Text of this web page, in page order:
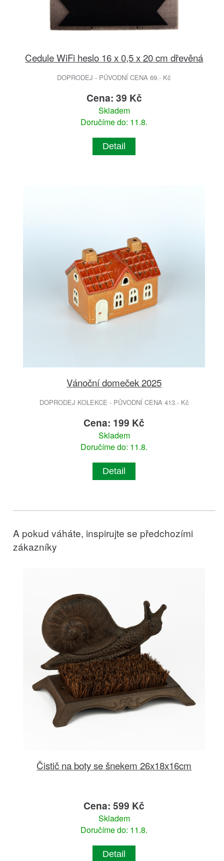
Cedule WiFi heslo 16 x 0,5 x 20 cm dřevěná
DOPRODEJ - PŮVODNÍ CENA 69.- Kč
Cena: 39 Kč
Skladem
Doručíme do: 11.8.
Detail
Vánoční domeček 2025
DOPRODEJ KOLEKCE - PŮVODNÍ CENA 413.- Kč
Cena: 199 Kč
Skladem
Doručíme do: 11.8.
Detail
A pokud váháte, inspirujte se předchozími
zákazníky
Čistič na boty se šnekem 26x18x16cm
Cena: 599 Kč
Skladem
Doručíme do: 11.8.
Detail